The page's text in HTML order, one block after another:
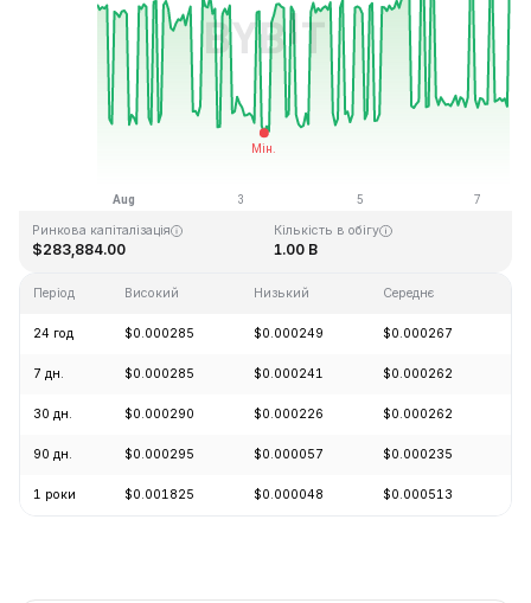
Останнє оновлення: 2026-08-07, 12:47 GMT+0
Ринкова капіталізація
$283,884.00
Кількість в обігу
1.00 B
Період Високий Низький Середнє
24 год $0.000285 $0.000249 $0.000267
7 дн. $0.000285 $0.000241 $0.000262
30 дн. $0.000290 $0.000226 $0.000262
90 дн. $0.000295 $0.000057 $0.000235
1 роки $0.001825 $0.000048 $0.000513